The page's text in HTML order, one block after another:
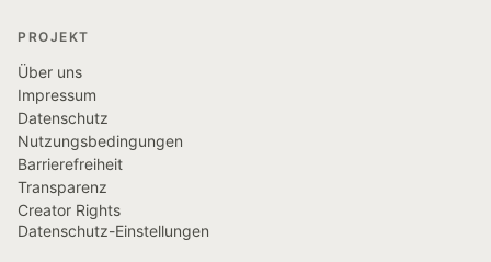
PROJEKT
Über uns
Impressum
Datenschutz
Nutzungsbedingungen
Barrierefreiheit
Transparenz
Creator Rights
Datenschutz-Einstellungen